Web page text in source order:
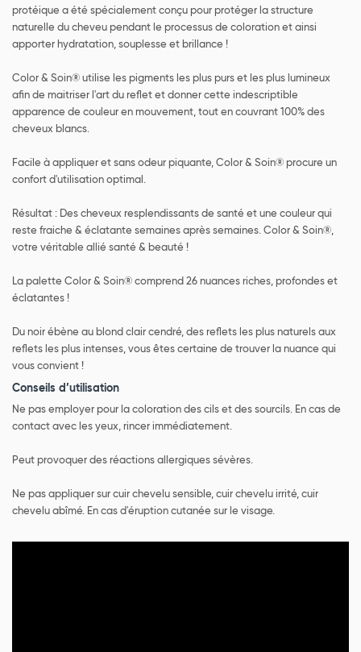
protéique a été spécialement conçu pour protéger la structure
naturelle du cheveu pendant le processus de coloration et ainsi
apporter hydratation, souplesse et brillance !
Color & Soin® utilise les pigments les plus purs et les plus lumineux
afin de maitriser l'art du reflet et donner cette indescriptible
apparence de couleur en mouvement, tout en couvrant 100% des
cheveux blancs.
Facile à appliquer et sans odeur piquante, Color & Soin® procure un
confort d'utilisation optimal.
Résultat : Des cheveux resplendissants de santé et une couleur qui
reste fraiche & éclatante semaines après semaines. Color & Soin®,
votre véritable allié santé & beauté !
La palette Color & Soin® comprend 26 nuances riches, profondes et
éclatantes !
Du noir ébène au blond clair cendré, des reflets les plus naturels aux
reflets les plus intenses, vous êtes certaine de trouver la nuance qui
vous convient !
Conseils d’utilisation
Ne pas employer pour la coloration des cils et des sourcils. En cas de
contact avec les yeux, rincer immédiatement.
Peut provoquer des réactions allergiques sévères.
Ne pas appliquer sur cuir chevelu sensible, cuir chevelu irrité, cuir
chevelu abîmé. En cas d'éruption cutanée sur le visage.